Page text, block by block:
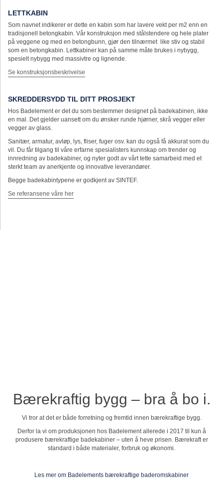
LETTKABIN
Som navnet indikerer er dette en kabin som har lavere vekt per m2 enn en
tradisjonell betongkabin. Vår konstruksjon med stålstendere og hele plater
på veggene og med en betongbunn, gjør den tilnærmet like stiv og stabil
som en betongkabin. Lettkabiner kan på samme måte brukes i nybygg,
spesielt nybygg med massivtre og lignende.
Se konstruksjonsbeskrivelse
SKREDDERSYDD TIL DITT PROSJEKT
Hos Badelement er det du som bestemmer designet på badekabinen, ikke
en mal. Det gjelder uansett om du ønsker runde hjørner, skrå vegger eller
vegger av glass.
Sanitær, armatur, avløp, lys, fliser, fuger osv. kan du også få akkurat som du
vil. Du får tilgang til våre erfarne spesialisters kunnskap om trender og
innredning av badekabiner, og nyter godt av vårt tette samarbeid med et
sterkt team av anerkjente og innovative leverandører.
Begge badekabintypene er godkjent av SINTEF.
Se referansene våre her
Bærekraftig bygg – bra å bo i.
Vi tror at det er både forretning og fremtid innen bærekraftige bygg.
Derfor la vi om produksjonen hos Badelement allerede i 2017 til kun å
produsere bærekraftige badekabiner – uten å heve prisen. Bærekraft er
standard i både materialer, forbruk og økonomi.
Les mer om Badelements bærekraftige baderomskabiner